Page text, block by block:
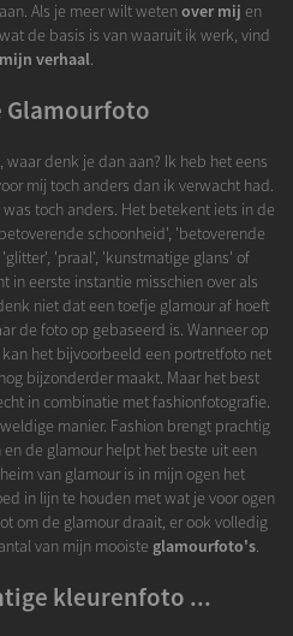
Als je meer wilt wetenover mij en
de basis is van waaruit ik werk, vind
mijn verhaal.
Glamourfoto
denk je dan aan? Ik heb het eens
mij toch anders dan ik verwacht had.
toch anders. Het betekent iets in de
schoonheid', 'betoverende
'praal', 'kunstmatige glans' of
in eerste instantie misschien over als
niet dat een toefje glamour af hoeft
de foto op gebaseerd is. Wanneer op
het bijvoorbeeld een portretfoto net
bijzonderder maakt. Maar het best
in combinatie met fashionfotografie.
manier. Fashion brengt prachtig
de glamour helpt het beste uit een
van glamour is in mijn ogen het
in lijn te houden met wat je voor ogen
om de glamour draait, er ook volledig
van mijn mooiste glamourfoto's.
kleurenfoto ...